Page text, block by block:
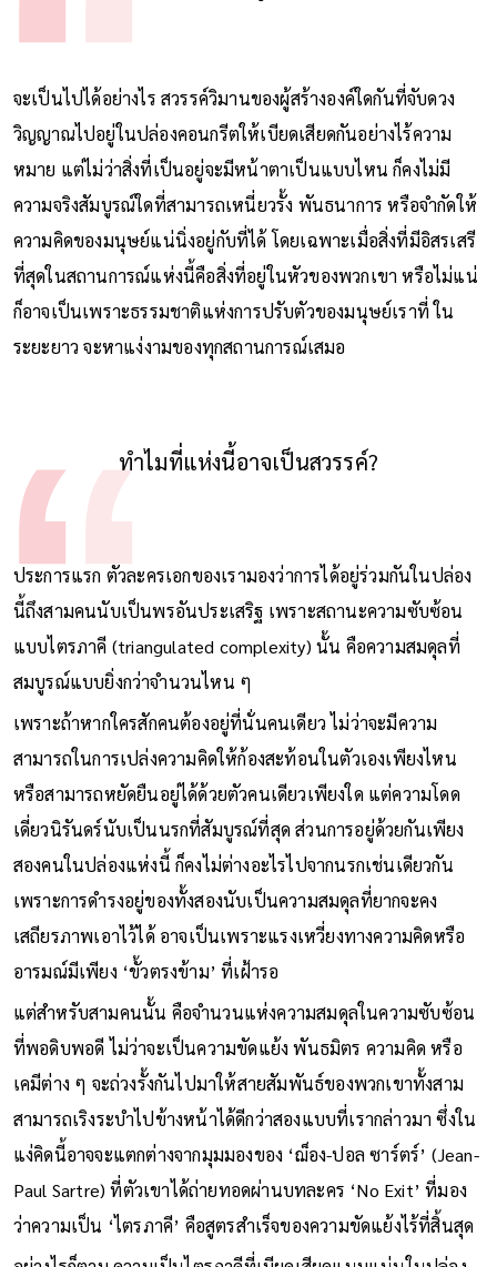
จะเป็นไปได้อย่างไร สวรรค์วิมานของผู้สร้างองค์ใดกันที่จับดวง
วิญญาณไปอยู่ในปล่องคอนกรีตให้เบียดเสียดกันอย่างไร้ความ
หมาย แต่ไม่ว่าสิ่งที่เป็นอยู่จะมีหน้าตาเป็นแบบไหน ก็คงไม่มี
ความจริงสัมบูรณ์ใดที่สามารถเหนี่ยวรั้ง พันธนาการ หรือจำกัดให้
ความคิดของมนุษย์แน่นิ่งอยู่กับที่ได้ โดยเฉพาะเมื่อสิ่งที่มีอิสรเสรี
ที่สุดในสถานการณ์แห่งนี้คือสิ่งที่อยู่ในหัวของพวกเขา หรือไม่แน่
ก็อาจเป็นเพราะธรรมชาติแห่งการปรับตัวของมนุษย์เราที่ ใน
ประการแรก ตัวละครเอกของเรามองว่าการได้อยู่ร่วมกันในปล่อง
นี้ถึงสามคนนับเป็นพรอันประเสริฐ เพราะสถานะความซับซ้อน
แบบไตรภาคี (triangulated complexity) นั้น คือความสมดุลที่
สมบูรณ์แบบยิ่งกว่าจำนวนไหน ๆ
เพราะถ้าหากใครสักคนต้องอยู่ที่นั่นคนเดียว ไม่ว่าจะมีความ
สามารถในการเปล่งความคิดให้ก้องสะท้อนในตัวเองเพียงไหน
หรือสามารถหยัดยืนอยู่ได้ด้วยตัวคนเดียวเพียงใด แต่ความโดด
เดี่ยวนิรันดร์นับเป็นนรกที่สัมบูรณ์ที่สุด ส่วนการอยู่ด้วยกันเพียง
สองคนในปล่องแห่งนี้ ก็คงไม่ต่างอะไรไปจากนรกเช่นเดียวกัน
เพราะการดำรงอยู่ของทั้งสองนับเป็นความสมดุลที่ยากจะคง
เสถียรภาพเอาไว้ได้ อาจเป็นเพราะแรงเหวี่ยงทางความคิดหรือ
อารมณ์มีเพียง ‘ขั้วตรงข้าม’ ที่เฝ้ารอ
แต่สำหรับสามคนนั้น คือจำนวนแห่งความสมดุลในความซับซ้อน
ที่พอดิบพอดี ไม่ว่าจะเป็นความขัดแย้ง พันธมิตร ความคิด หรือ
เคมีต่าง ๆ จะถ่วงรั้งกันไปมาให้สายสัมพันธ์ของพวกเขาทั้งสาม
สามารถเริงระบำไปข้างหน้าได้ดีกว่าสองแบบที่เรากล่าวมา ซึ่งใน
แง่คิดนี้อาจจะแตกต่างจากมุมมองของ ‘ฌ็อง-ปอล ซาร์ตร์’ (Jean-
Paul Sartre) ที่ตัวเขาได้ถ่ายทอดผ่านบทละคร ‘No Exit’ ที่มอง
ว่าความเป็น ‘ไตรภาคี’ คือสูตรสำเร็จของความขัดแย้งไร้ที่สิ้นสุด